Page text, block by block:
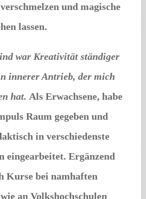
und magische
lassen.
war Kreativität ständiger
innerer Antrieb, der mich
hat. Als Erwachsene, habe
Raum gegeben und
in verschiedenste
eingearbeitet. Ergänzend
Kurse bei namhaften
an Volkshochschulen